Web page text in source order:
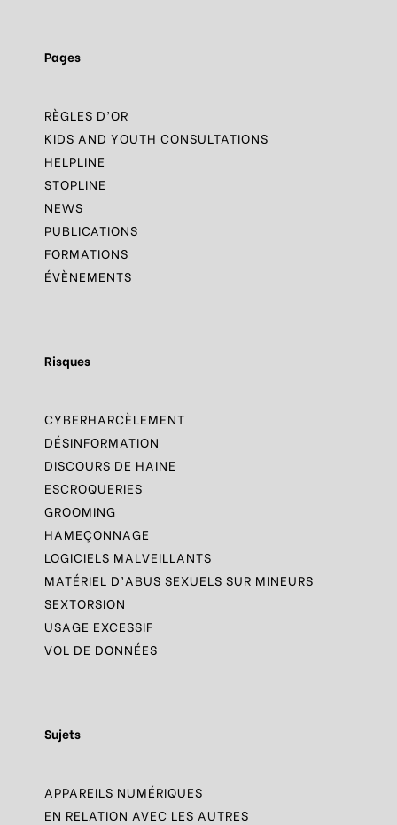
Pages
RÈGLES D’OR
KIDS AND YOUTH CONSULTATIONS
HELPLINE
STOPLINE
NEWS
PUBLICATIONS
FORMATIONS
ÉVÈNEMENTS
Risques
CYBERHARCÈLEMENT
DÉSINFORMATION
DISCOURS DE HAINE
ESCROQUERIES
GROOMING
HAMEÇONNAGE
LOGICIELS MALVEILLANTS
MATÉRIEL D’ABUS SEXUELS SUR MINEURS
SEXTORSION
USAGE EXCESSIF
VOL DE DONNÉES
Sujets
APPAREILS NUMÉRIQUES
EN RELATION AVEC LES AUTRES